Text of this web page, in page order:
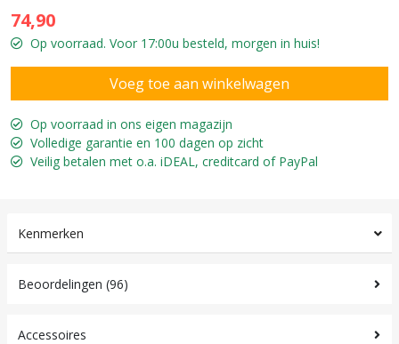
74,90
Op voorraad. Voor 17:00u besteld, morgen in huis!
Op voorraad in ons eigen magazijn
Volledige garantie en 100 dagen op zicht
Veilig betalen met o.a. iDEAL, creditcard of PayPal
Kenmerken
Beoordelingen (96)
Accessoires